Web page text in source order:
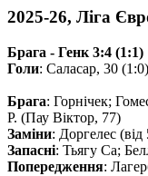
2025-26, Ліга
Брага - Генк 3:4 (1:1)
Голи: Саласар, 30
Брага: Горнічек;
Р. (Пау Вiктор, 77)
Заміни: Доргелес
Запасні: Тьягу Са;
Попередження: